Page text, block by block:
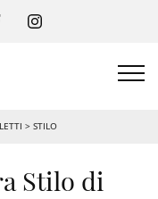
LETTI > STILO
Stilo di